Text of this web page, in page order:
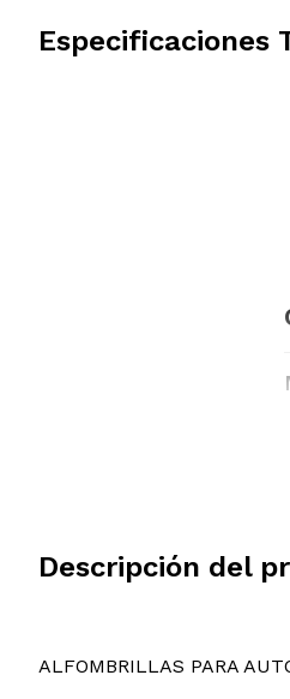
Especificaciones
Descripción del
ALFOMBRILLAS PARA